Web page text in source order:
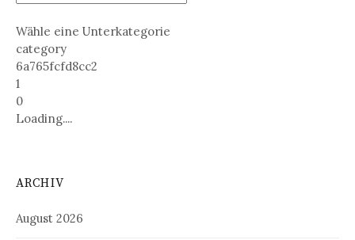
Wähle eine Unterkategorie
category
6a765fcfd8cc2
1
0
Loading....
ARCHIV
August 2026